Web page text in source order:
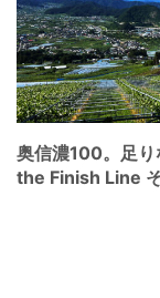
奥信濃100。足
the Finish Line